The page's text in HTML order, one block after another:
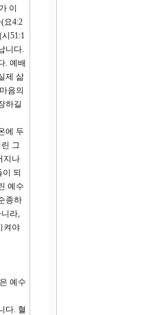
이
요4:2
51:1
니다.
. 예배
제 삶
음의
하길
에 두
그
지나
되
예수
종하
라,
켜야
예수
다. 혈